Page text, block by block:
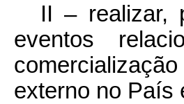
II – realizar,
eventos
externo no País